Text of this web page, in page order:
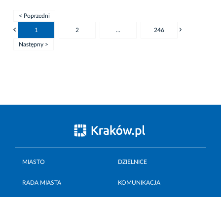
< Poprzedni
1 2 ... 246
Następny >
MIASTO DZIELNICE
RADA MIASTA KOMUNIKACJA